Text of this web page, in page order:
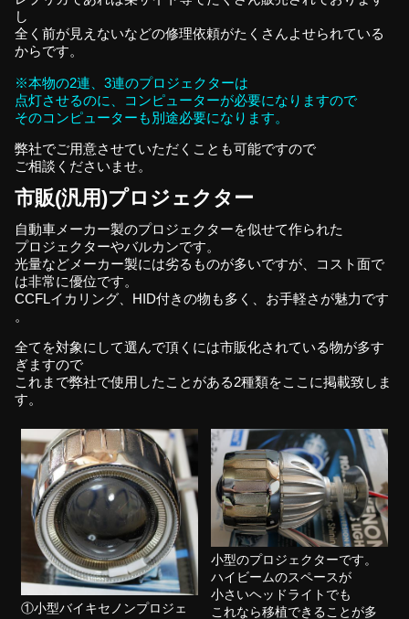
し
全く前が見えないなどの修理依頼がたくさんよせられている
からです。
※本物の2連、3連のプロジェクターは
点灯させるのに、コンピューターが必要になりますので
そのコンピューターも別途必要になります。
弊社でご用意させていただくことも可能ですので
ご相談くださいませ。
市販(汎用)プロジェクター
自動車メーカー製のプロジェクターを似せて作られた
プロジェクターやバルカンです。
光量などメーカー製には劣るものが多いですが、コスト面で
は非常に優位です。
CCFLイカリング、HID付きの物も多く、お手軽さが魅力です
。
全てを対象にして選んで頂くには市販化されている物が多す
ぎますので
これまで弊社で使用したことがある2種類をここに掲載致しま
す。
①小型バイキセノンプロジェ
小型のプロジェクターです。
ハイビームのスペースが
小さいヘッドライトでも
これなら移植できることが多